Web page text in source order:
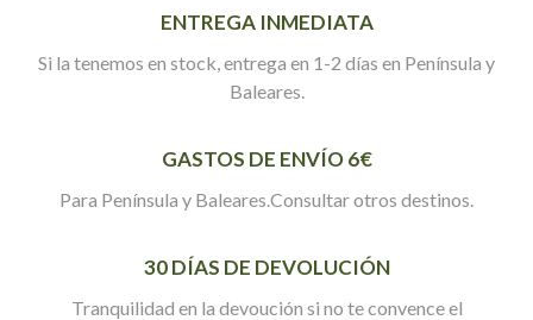
ENTREGA INMEDIATA
Si la tenemos en stock, entrega en 1-2 días en Península y
Baleares.
GASTOS DE ENVÍO 6€
Para Península y Baleares.Consultar otros destinos.
30 DÍAS DE DEVOLUCIÓN
Tranquilidad en la devoución si no te convence el